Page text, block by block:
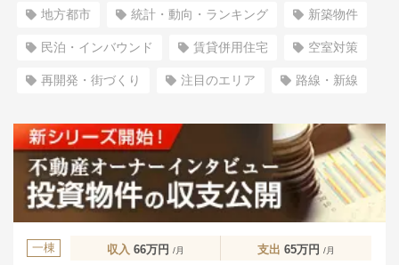
地方都市 統計・動向・ランキング 新築物件
民泊・インバウンド 賃貸併用住宅 空室対策
再開発・街づくり 注目のエリア 路線・新線
一棟 収入 66万円 /月 支出 65万円 /月